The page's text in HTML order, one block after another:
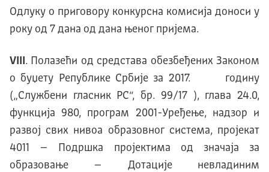
Одлуку о приговору конкурсна комисија доноси у
року од 7 дана од дана њеног пријема.
VIII . Полазећи од средстава обезбеђених Законом
о буџету Републике Србије за 2017. годину
(„Службени гласник РС“, бр. 99/17 ), глава 24.0,
функција 980, програм 2001-Уређење, надзор и
развој свих нивоа образовног система, пројекат
4011 – Подршка пројектима од значаја за
образовање – Дотације невладиним